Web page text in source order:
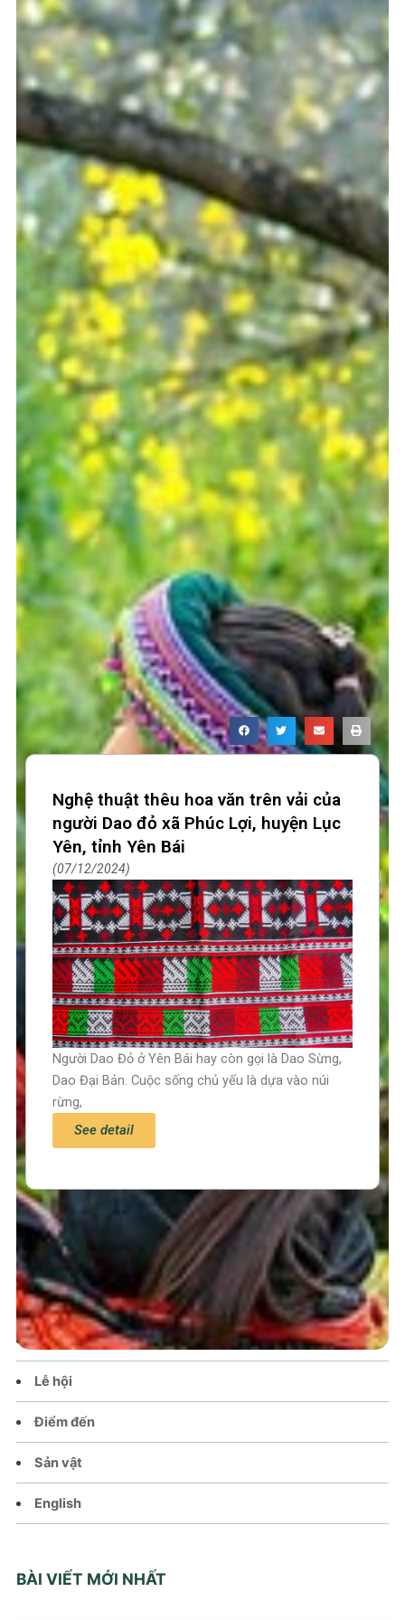
Trang chủ
Tin tức – Sự kiện
Chính sách
Văn hoá – Đời sống
Lễ hội
Điểm đến
Sản vật
English
BÀI VIẾT MỚI NHẤT
Nghệ thuật thêu hoa văn trên vải của
người Dao đỏ xã Phúc Lợi, huyện Lục
Yên, tỉnh Yên Bái
07/12/2024
Người Dao Đỏ ở Yên Bái hay còn gọi là Dao Sừng,
Dao Đại Bản. Cuộc sống chủ yếu là dựa vào núi
rừng,
See detail